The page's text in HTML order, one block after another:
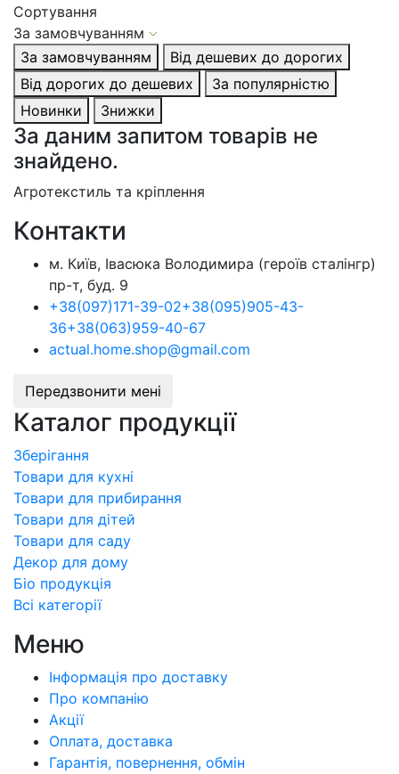
Сортування
За замовчуванням
За замовчуванням
Від дешевих до дорогих
Від дорогих до дешевих
За популярністю
Новинки
Знижки
За даним запитом товарів не
знайдено.
Агротекстиль та кріплення
Контакти
м. Київ, Івасюка Володимира (героїв сталінгр)
пр-т, буд. 9
+38(097)171-39-02+38(095)905-43-
36+38(063)959-40-67
actual.home.shop@gmail.com
Передзвонити мені
Каталог продукції
Зберігання
Товари для кухні
Товари для прибирання
Товари для дітей
Товари для саду
Декор для дому
Бiо продукція
Всі категорії
Меню
Інформація про доставку
Про компанiю
Акції
Оплата, доставка
Гарантія, повернення, обмін